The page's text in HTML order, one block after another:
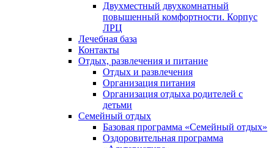
Двухместный двухкомнатный
повышенный комфортности. Корпус
ЛРЦ
Лечебная база
Контакты
Отдых, развлечения и питание
Отдых и развлечения
Организация питания
Организация отдыха родителей с
детьми
Семейный отдых
Базовая программа «Семейный отдых»
Оздоровительная программа